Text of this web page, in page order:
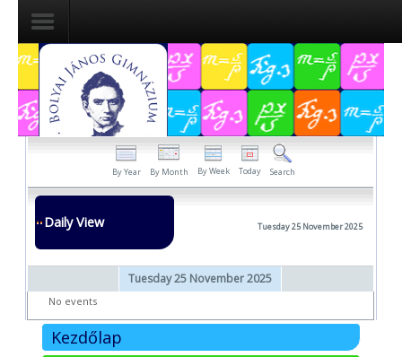
Dokumentumok
Felvételizőknek
Tanárjelölteknek
By Year By Month By Week Today Search
Daily View Tuesday 25 November 2025
Tuesday 25 November 2025
No events
Kezdőlap